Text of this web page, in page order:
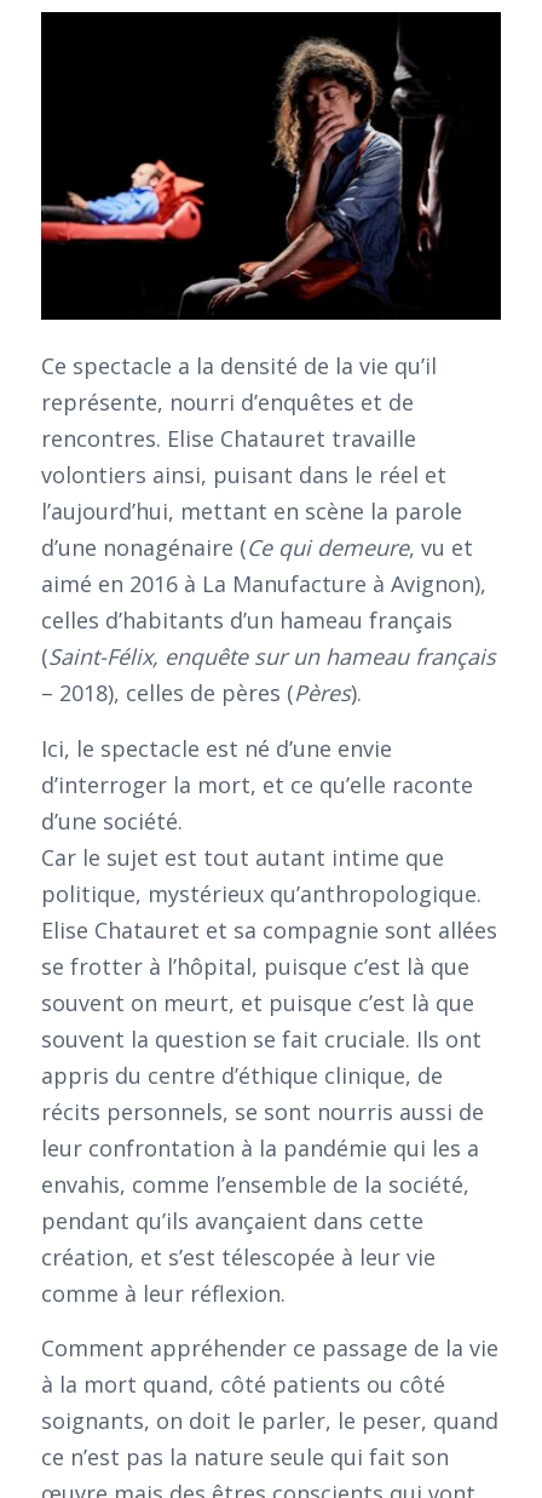
Ce spectacle a la densité de la vie qu’il
représente, nourri d’enquêtes et de
rencontres. Elise Chatauret travaille
volontiers ainsi, puisant dans le réel et
l’aujourd’hui, mettant en scène la parole
d’une nonagénaire (Ce qui demeure, vu et
aimé en 2016 à La Manufacture à Avignon),
celles d’habitants d’un hameau français
(Saint-Félix, enquête sur un hameau français
– 2018), celles de pères (Pères).
Ici, le spectacle est né d’une envie
d’interroger la mort, et ce qu’elle raconte
d’une société.
Car le sujet est tout autant intime que
politique, mystérieux qu’anthropologique.
Elise Chatauret et sa compagnie sont allées
se frotter à l’hôpital, puisque c’est là que
souvent on meurt, et puisque c’est là que
souvent la question se fait cruciale. Ils ont
appris du centre d’éthique clinique, de
récits personnels, se sont nourris aussi de
leur confrontation à la pandémie qui les a
envahis, comme l’ensemble de la société,
pendant qu’ils avançaient dans cette
création, et s’est télescopée à leur vie
comme à leur réflexion.
Comment appréhender ce passage de la vie
à la mort quand, côté patients ou côté
soignants, on doit le parler, le peser, quand
ce n’est pas la nature seule qui fait son